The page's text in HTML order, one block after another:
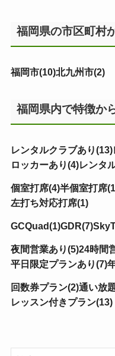
福岡県の市区町村
福岡市(10)北九州市(2)
福岡県内で特徴か
レンタルクラブあり(13)
ロッカーあり(4)レンタ
個室打席(4)半個室打席
左打ち対応打席(1)
GCQuad(1)GDR(7)
夜間営業あり(5)24時間
平日限定プランあり(7)
回数券プラン(2)通い放
レッスン付きプラン(13)